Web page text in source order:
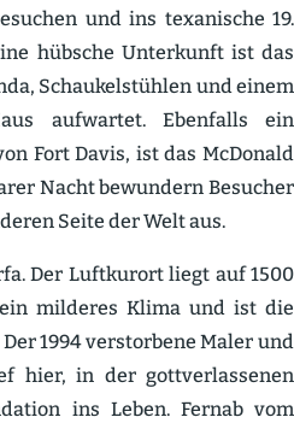
und ins texanische 19.
hübsche Unter­kunft ist das
Schau­kel­stühlen und einem
aufwartet. Ebenfalls ein
Fort Davis, ist das McDonald
Nacht bewundern Besucher
Seite der Welt aus.
Der Luftkurort liegt auf 1500
milderes Klima und ist die
1994 verstorbene Maler und
hier, in der gottver­las­senen
ins Leben. Fernab vom